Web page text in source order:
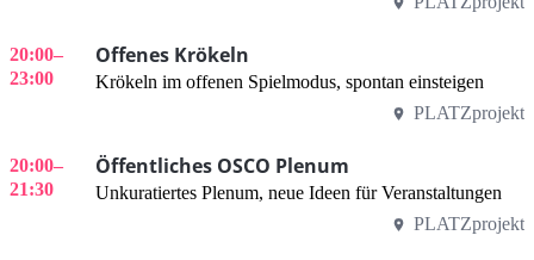
20:00–
23:00
Offenes Krökeln
Krökeln im offenen Spielmodus, spontan einsteigen
PLATZprojekt
20:00–
21:30
Öffentliches OSCO Plenum
Unkuratiertes Plenum, neue Ideen für Veranstaltungen
PLATZprojekt